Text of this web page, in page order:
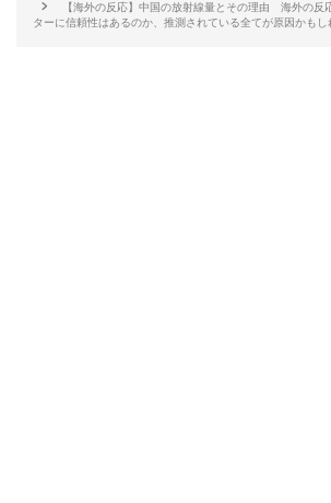
【海外の反応】中国の放射線量とその理由 海外の反
ターに信頼性はあるのか、推測されている全てが原因かもし